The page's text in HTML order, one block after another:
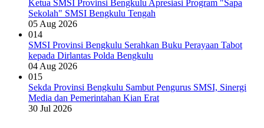
Ketua SMSI Provinsi Bengkulu Apresiasi Program "Sapa
Sekolah" SMSI Bengkulu Tengah
05 Aug 2026
014
SMSI Provinsi Bengkulu Serahkan Buku Perayaan Tabot
kepada Dirlantas Polda Bengkulu
04 Aug 2026
015
Sekda Provinsi Bengkulu Sambut Pengurus SMSI, Sinergi
Media dan Pemerintahan Kian Erat
30 Jul 2026